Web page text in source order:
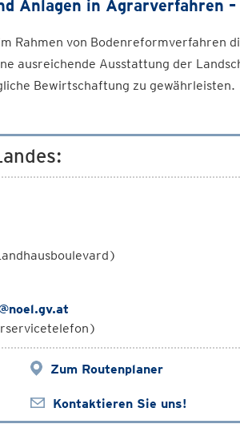
Anlagen in Agrarverfahren
Rahmen von Bodenreformverfahren
ausreichende Ausstattung der
Bewirtschaftung zu gewährleisten.
Zum Routenplaner
Kontaktieren Sie uns!